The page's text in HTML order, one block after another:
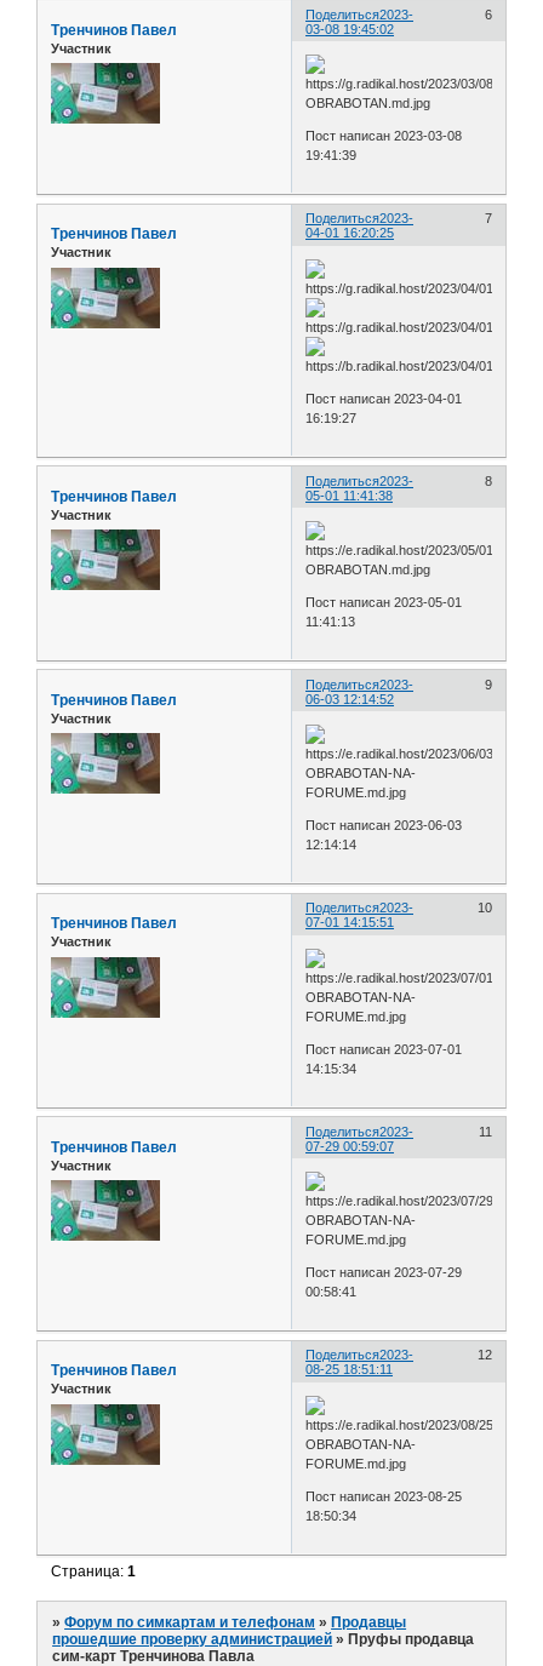
Поделиться 6
2023-
03-08 19:45:02
Тренчинов Павел
Участник
Пост написан 2023-03-08
19:41:39
Поделиться 7
2023-
04-01 16:20:25
Тренчинов Павел
Участник
Пост написан 2023-04-01
16:19:27
Поделиться 8
2023-
05-01 11:41:38
Тренчинов Павел
Участник
Пост написан 2023-05-01
11:41:13
Поделиться 9
2023-
06-03 12:14:52
Тренчинов Павел
Участник
Пост написан 2023-06-03
12:14:14
Поделиться 10
2023-
07-01 14:15:51
Тренчинов Павел
Участник
Пост написан 2023-07-01
14:15:34
Поделиться 11
2023-
07-29 00:59:07
Тренчинов Павел
Участник
Пост написан 2023-07-29
00:58:41
Поделиться 12
2023-
08-25 18:51:11
Тренчинов Павел
Участник
Пост написан 2023-08-25
18:50:34
Страница:1
»Форум по симкартам и телефонам » Продавцы
прошедшие проверку администрацией » Пруфы продавца
сим-карт Тренчинова Павла